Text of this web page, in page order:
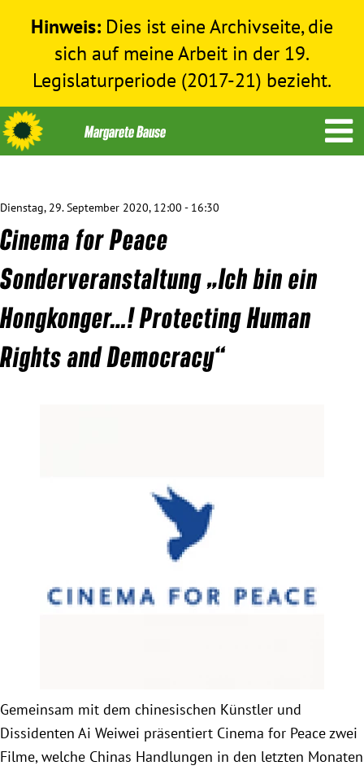
Hinweis: Dies ist eine Archivseite, die
sich auf meine Arbeit in der 19.
Legislaturperiode (2017-21) bezieht.
Menschenrechte
Humanitäre Hilfe
Bundestag 2017-2021
Ämter, Funktionen und Einkünfte
Praktikum
Bayern
Dienstag, 29. September 2020, 12:00 - 16:30
Cinema for Peace
Sonderveranstaltung „Ich bin ein
Hongkonger…! Protecting Human
Rights and Democracy“
Gemeinsam mit dem chinesischen Künstler und
Dissidenten Ai Weiwei präsentiert Cinema for Peace zwei
Filme, welche Chinas Handlungen in den letzten Monaten